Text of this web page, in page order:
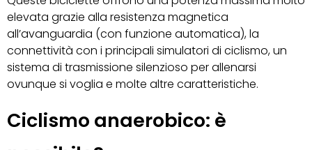
elevata grazie alla resistenza magnetica
all’avanguardia (con funzione automatica), la
connettività con i principali simulatori di ciclismo, un
sistema di trasmissione silenzioso per allenarsi
ovunque si voglia e molte altre caratteristiche.
Ciclismo anaerobico: è